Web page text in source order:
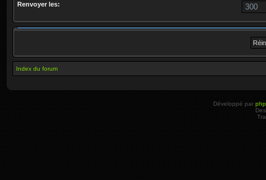
Renvoyer les:
Index du forum
Développé par